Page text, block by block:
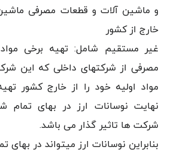
و ماشین آلات و قطعات مصرفی ماشین
خارج از کشور
غیر مستقیم شامل: تهیه برخی مواد
مصرفی از شرکتهای داخلی که این
مواد اولیه خود را از خارج کشور
نهایت نوسانات ارز در بهای
شرکت ها تاثیر گذار می باشد.
بنابراین نوسانات ارز میتواند در